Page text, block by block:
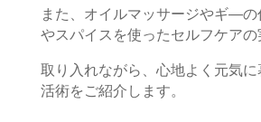
また、オイルマッサージやギ―の
やスパイスを使ったセルフケアの
取り入れながら、心地よく元気
活術をご紹介します。